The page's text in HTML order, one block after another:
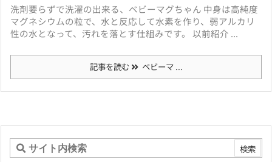
洗剤要らずで洗濯の出来る、ベビーマグちゃん 中身は高純度
マグネシウムの粒で、水と反応して水素を作り、弱アルカリ
性の水となって、汚れを落とす仕組みです。 以前紹介 ...
記事を読む ベビーマ ...